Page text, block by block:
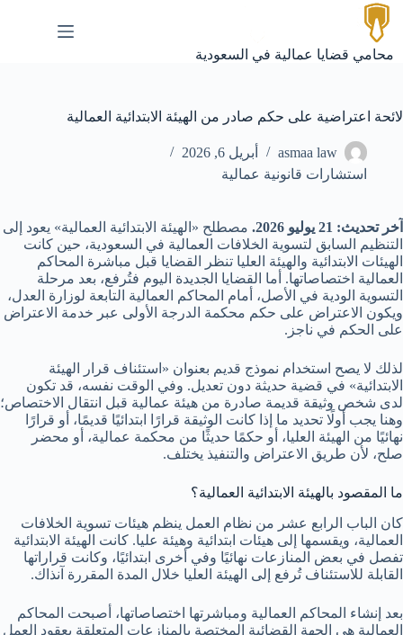
التجاوز
إلى
المحتوى
محامي قضايا عمالية في السعودية
لائحة اعتراضية على حكم صادر من الهيئة الابتدائية العمالية
asmaa law
أبريل 6, 2026
استشارات قانونية عمالية
آخر تحديث: 21 يوليو 2026.
مصطلح «الهيئة الابتدائية العمالية» يعود إلى
التنظيم السابق لتسوية الخلافات العمالية في السعودية، حين كانت
الهيئات الابتدائية والهيئة العليا تنظر القضايا قبل مباشرة المحاكم
العمالية اختصاصاتها. أما القضايا الجديدة اليوم فتُرفع، بعد مرحلة
التسوية الودية في الأصل، أمام المحاكم العمالية التابعة لوزارة العدل،
ويكون الاعتراض على حكم محكمة الدرجة الأولى عبر خدمة الاعتراض
على الحكم في ناجز.
لذلك لا يصح استخدام نموذج قديم بعنوان «استئناف قرار الهيئة
الابتدائية» في قضية حديثة دون تعديل. وفي الوقت نفسه، قد تكون
لدى شخص وثيقة قديمة صادرة من هيئة عمالية قبل انتقال الاختصاص؛
وهنا يجب أولًا تحديد ما إذا كانت الوثيقة قرارًا ابتدائيًا قديمًا، أو قرارًا
نهائيًا من الهيئة العليا، أو حكمًا حديثًا من محكمة عمالية، أو محضر
صلح، لأن طريق الاعتراض والتنفيذ يختلف.
ما المقصود بالهيئة الابتدائية العمالية؟
كان الباب الرابع عشر من نظام العمل ينظم هيئات تسوية الخلافات
العمالية، ويقسمها إلى هيئات ابتدائية وهيئة عليا. كانت الهيئة الابتدائية
تفصل في بعض المنازعات نهائيًا وفي أخرى ابتدائيًا، وكانت قراراتها
القابلة للاستئناف تُرفع إلى الهيئة العليا خلال المدة المقررة آنذاك.
بعد إنشاء المحاكم العمالية ومباشرتها اختصاصاتها، أصبحت المحاكم
العمالية هي الجهة القضائية المختصة بالمنازعات المتعلقة بعقود العمل